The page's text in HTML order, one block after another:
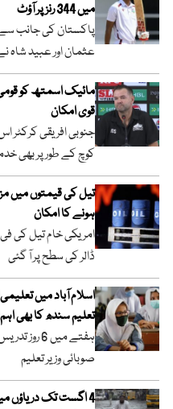
میں 344 رنز پر آؤٹ
عثمان اور عبید شاہ
مائیک اسمتھ کو
قوی امکان
جنوبی افریقی
کوچ کے طور پر بھی
تیل کی قیمتوں میں
ہونے کا امکان
ڈالر کی سطح پر آ گئی
اسلام آباد میں
تعلیم سندھ کا بھی
ہفتے میں
صوبائی وزیر تعلیم
4 اگست تک دریاؤں